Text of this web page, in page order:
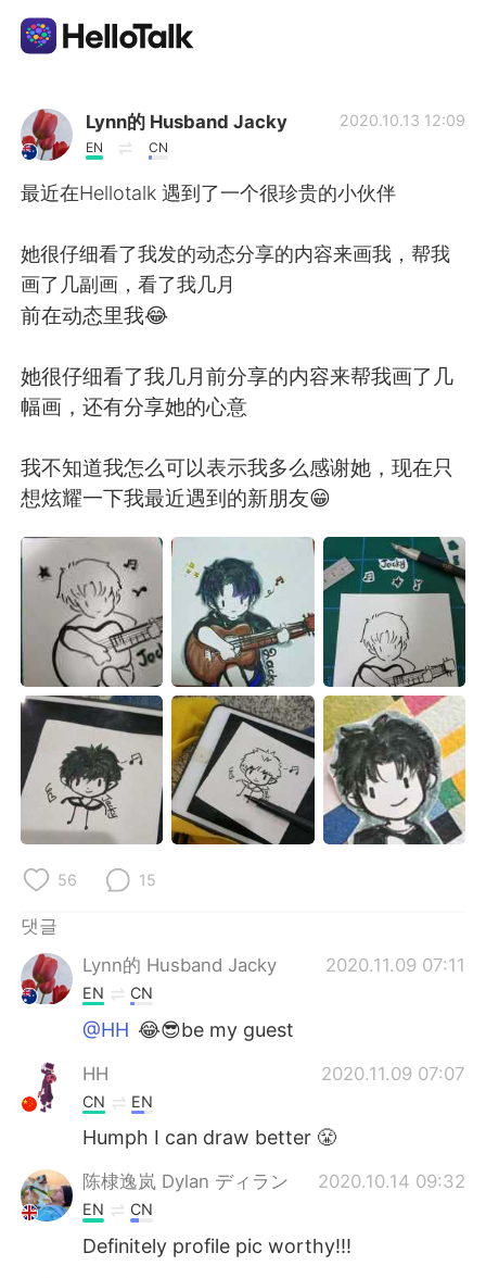
언어 교환 앱
AI Grammar Checker
English
繁體中文 Español
Deutsch 日本語
Русский
Indonesia Italiano
Türkçe Tiếng Việt
Português
Lynn的 Husband Jacky
EN CN
2020.10.13 12:09
最近在Hellotalk 遇到了一个很珍贵的小伙伴
她很仔细看了我发的动态分享的内容来画我，帮我
画了几副画，看了我几月
前在动态里我😂
她很仔细看了我几月前分享的内容来帮我画了几
幅画，还有分享她的心意
我不知道我怎么可以表示我多么感谢她，现在只
想炫耀一下我最近遇到的新朋友😁
56 15
댓글
Lynn的 Husband Jacky
2020.11.09 07:11
EN CN
@HH 😂😎be my guest
HH 2020.11.09 07:07
CN EN
Humph I can draw better 😤
陈棣逸岚 Dylan ディラン 2020.10.14 09:32
EN CN
Definitely profile pic worthy!!!